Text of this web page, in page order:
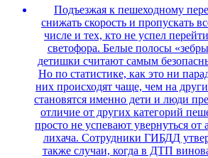
Подъезжая к пешеходному
снижать скорость и пропускать
числе и тех, кто не успел
светофора. Белые полосы
детишки считают самым
Но по статистике, как это ни
них происходят чаще, чем на
становятся именно дети и люди
отличие от других категорий
просто не успевают увернуться от
лихача. Сотрудники ГИБДД
также случаи, когда в ДТП